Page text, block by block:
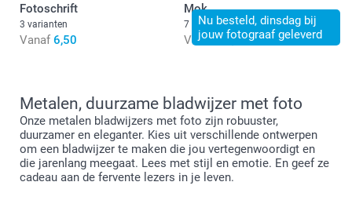
breed en 12,7 cm lang. Ze zijn 0,05 cm dik, wat een
gevoel van stevigheid geeft. De aluminium bladwijzer
heeft een afgeronde bovenkant en een inkeping
waarmee ze gemakkelijk aan een pagina kunnen
worden bevestigd.
Fotoschrift
3 varianten
Vanaf 6,50
Nu besteld, dinsdag bij
jouw fotograaf geleverd
Mok
7 varianten
Vanaf 11,50
Metalen, duurzame bladwijzer met foto
Onze metalen bladwijzers met foto zijn robuuster,
duurzamer en eleganter. Kies uit verschillende ontwerpen
om een bladwijzer te maken die jou vertegenwoordigt en
die jarenlang meegaat. Lees met stijl en emotie. En geef ze
cadeau aan de fervente lezers in je leven.